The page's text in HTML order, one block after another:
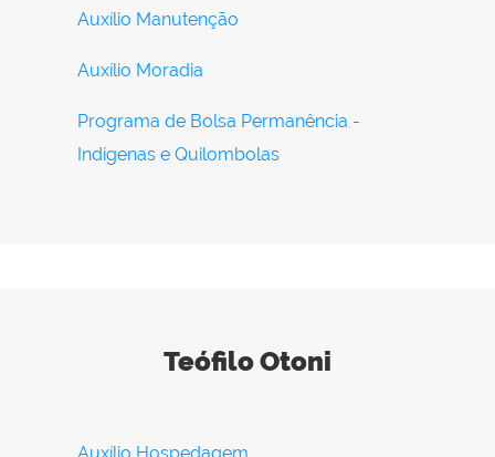
Auxílio Manutenção
Auxílio Moradia
Programa de Bolsa Permanência -
Indígenas e Quilombolas
Teófilo Otoni